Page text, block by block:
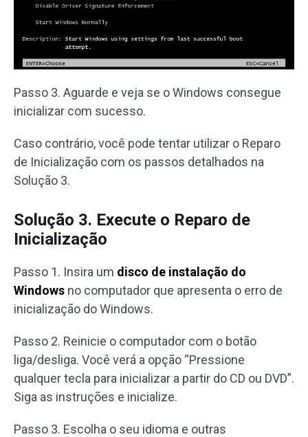
Passo 3. Aguarde e veja se o Windows consegue
inicializar com sucesso.
Caso contrário, você pode tentar utilizar o Reparo
de Inicialização com os passos detalhados na
Solução 3.
Solução 3. Execute o Reparo de
Inicialização
Passo 1. Insira um disco de instalação do
Windows no computador que apresenta o erro de
inicialização do Windows.
Passo 2. Reinicie o computador com o botão
liga/desliga. Você verá a opção “Pressione
qualquer tecla para inicializar a partir do CD ou DVD”.
Siga as instruções e inicialize.
Passo 3. Escolha o seu idioma e outras